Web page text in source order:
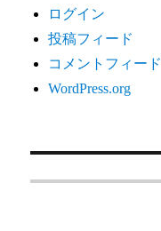
ログイン
投稿フィード
コメントフィード
WordPress.org